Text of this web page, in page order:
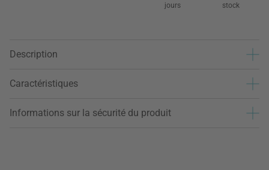
jours
stock
Description
Caractéristiques
Informations sur la sécurité du produit